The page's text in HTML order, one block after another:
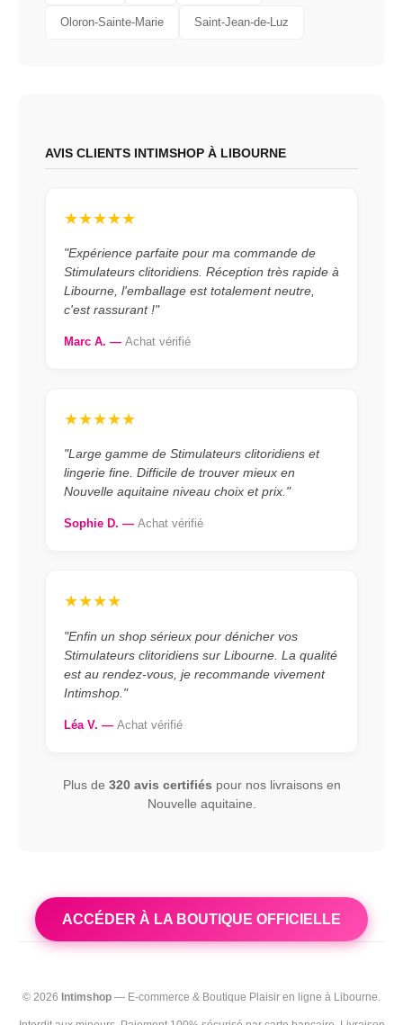
Oloron-Sainte-Marie Saint-Jean-de-Luz
AVIS CLIENTS INTIMSHOP À LIBOURNE
★★★★★
"Expérience parfaite pour ma commande de
Stimulateurs clitoridiens. Réception très rapide à
Libourne, l'emballage est totalement neutre,
c'est rassurant !"
Marc A. — Achat vérifié
★★★★★
"Large gamme de Stimulateurs clitoridiens et
lingerie fine. Difficile de trouver mieux en
Nouvelle aquitaine niveau choix et prix."
Sophie D. — Achat vérifié
★★★★
"Enfin un shop sérieux pour dénicher vos
Stimulateurs clitoridiens sur Libourne. La qualité
est au rendez-vous, je recommande vivement
Intimshop."
Léa V. — Achat vérifié
Plus de 320 avis certifiés pour nos livraisons en
Nouvelle aquitaine.
ACCÉDER À LA BOUTIQUE OFFICIELLE
© 2026 Intimshop — E-commerce & Boutique Plaisir en ligne à Libourne.